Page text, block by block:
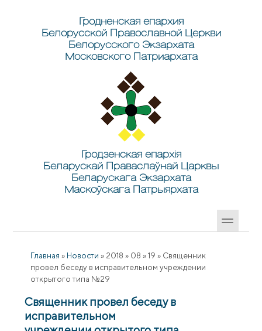
Гродненская епархия
Белорусской Православной Церкви
Белорусского Экзархата
Московского Патриархата
Гродзенская епархія
Беларускай Праваслаўнай Царквы
Беларускага Экзархата
Маскоўскага Патрыярхата
Главная » Новости » 2018 » 08 » 19 » Священник
провел беседу в исправительном учреждении
открытого типа №29
Священник провел беседу в
исправительном